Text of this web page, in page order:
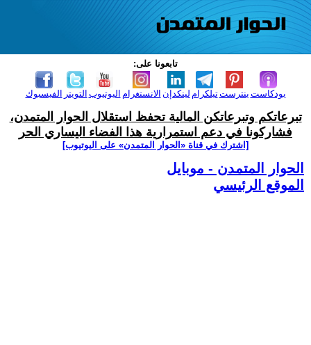
تابعونا على:
الفيسبوك التويتر اليوتيوب الانستغرام لينكدإن تيلكرامبنترست بودكاست
تبرعاتكم وتبرعاتكن المالية تحفظ استقلال الحوار المتمدن،
فشاركونا في دعم استمرارية هذا الفضاء اليساري الحر
[اشترك في قناة ‫«الحوار المتمدن» على اليوتيوب]
الحوار المتمدن - موبايل
الموقع الرئيسي